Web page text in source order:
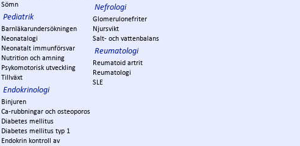
Sömn
Pediatrik
Barnläkarundersökningen
Neonatalogi
Neonatalt immunförsvar
Nutrition och amning
Psykomotorisk utveckling
Tillväxt
Endokrinologi
Binjuren
Ca-rubbningar och osteoporos
Diabetes mellitus
Diabetes mellitus typ 1
Endokrin kontroll av
Nefrologi
Glomerulonefriter
Njursvikt
Salt- och vattenbalans
Reumatologi
Reumatoid artrit
Reumatologi
SLE